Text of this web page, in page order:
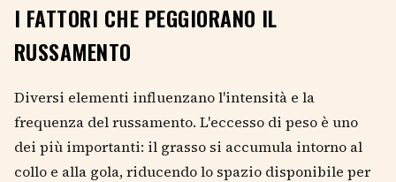
I FATTORI CHE PEGGIORANO IL
RUSSAMENTO
Diversi elementi influenzano l'intensità e la
frequenza del russamento. L'eccesso di peso è uno
dei più importanti: il grasso si accumula intorno al
collo e alla gola, riducendo lo spazio disponibile per